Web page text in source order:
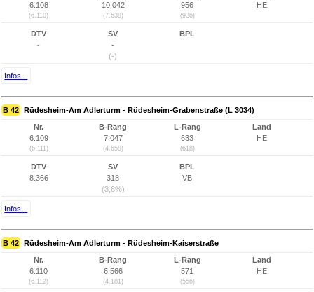
6.108
(6.110)
10.042
(7.638)
956
(936)
HE
DTV
-
SV
-
(-)
BPL
Infos...
B 42 Rüdesheim-Am Adlerturm - Rüdesheim-Grabenstraße (L 3034)
Nr.
6.109
(6.111)
B-Rang
7.047
(4.658)
L-Rang
633
(618)
Land
HE
DTV
8.366
SV
318
(3,8%)
BPL
VB
Infos...
B 42 Rüdesheim-Am Adlerturm - Rüdesheim-Kaiserstraße
Nr.
6.110
(6.112)
B-Rang
6.566
(4.181)
L-Rang
571
(556)
Land
HE